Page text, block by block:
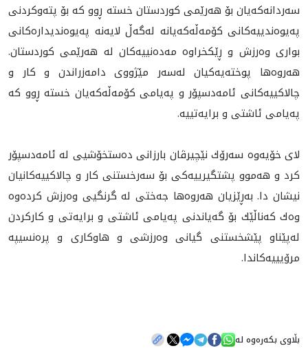
سه‌ردانه‌كه‌يان بۆ هه‌رێمى كوردستان خسته‌ ڕوو كه‌ بۆ پته‌وكردنى
په‌يوه‌ندييه‌كانى كۆمه‌ڵه‌كه‌يانه‌ له‌گەڵ لايه‌نه‌ په‌يوه‌نديداره‌كانى
بوارى وه‌رزش و ڕێكخراوه‌ مه‌ده‌نييه‌كان له‌ هه‌رێمى كوردستان.
هه‌روه‌ها پوخته‌يه‌كيان له‌سه‌ر مێژووى دامه‌زراندن و كار و
چالاكييه‌كانى ئامه‌دسپۆر و په‌يامى كۆمه‌ڵه‌كه‌يان خسته‌ ڕوو كه‌
په‌يامى ئاشتى و برايه‌تييه‌.
لاى خۆيه‌وه‌ سه‌رۆك نێچيرڤان بارزانى ده‌ستخۆشیى له‌ ئامه‌دسپۆر
كرد و هه‌موو پشتگيرييه‌كى بۆ سه‌رخستنى كار و چالاكييه‌كانيان
نيشان دا. به‌ڕێزيان هه‌روه‌ها جه‌ختى له‌ گرنگيى وه‌رزش كرده‌وه‌
وه‌ك كه‌ناڵێك بۆ گه‌ياندنى په‌يامى ئاشتى و برايه‌تى و كاركردن
له‌پێناو پێشخستنى گيانى وه‌رزشى و هاوكارى و پره‌نسيپه‌
مرۆييیه‌كاندا.
بڵاوی بکەرەوە لە